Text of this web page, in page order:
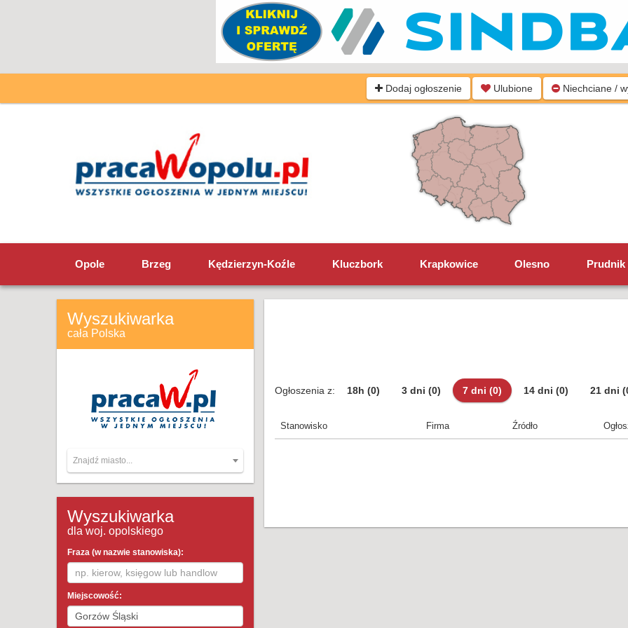
Dodaj ogłoszenie Ulubione Niechciane /
Opole Brzeg Kędzierzyn-Koźle Kluczbork Krapkowice Olesno Prudnik
Wyszukiwarka
cała Polska
Znajdź miasto...
Wyszukiwarka
dla woj. opolskiego
Fraza (w nazwie stanowiska):
Miejscowość:
Ogłoszenia z: 18h (0) 3 dni (0) 7 dni (0) 14 dni (0) 21 dni
Stanowisko Firma Źródło